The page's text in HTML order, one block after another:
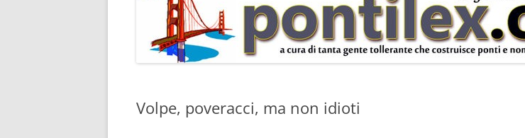
DEL COPYRIGHT E DELLA LDA 633.
ELENCO DELLE ABBREVIAZIONI E
Volpe, poveracci, ma non idioti